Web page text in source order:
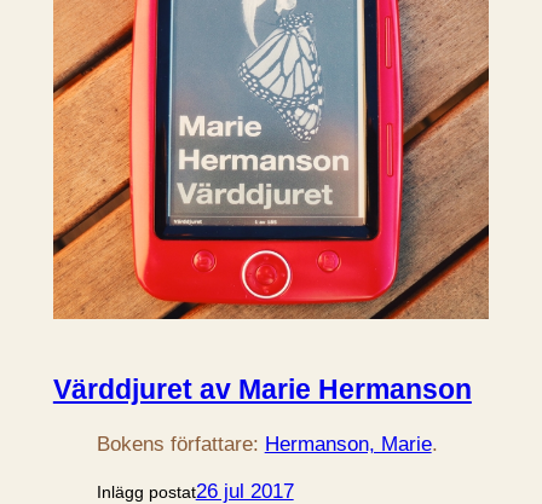
Värddjuret av Marie Hermanson
Bokens författare: Hermanson, Marie.
Inlägg postat26 jul 2017